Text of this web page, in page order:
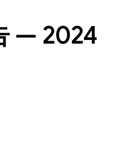
— 2024